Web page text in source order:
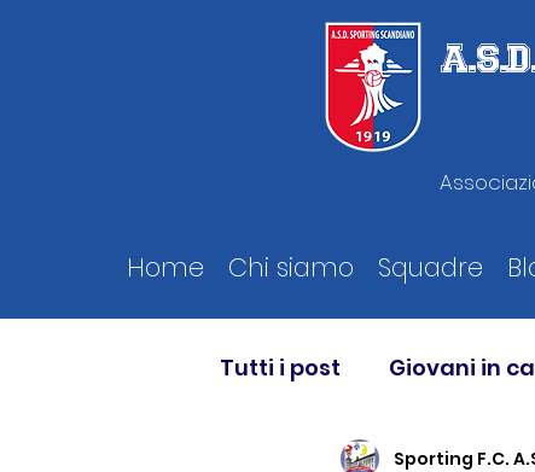
Home Chi siamo Squadre
Tutti i post Giovani in
Sporting F.C.